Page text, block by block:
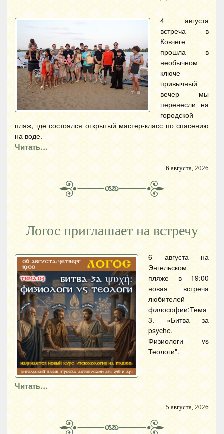
4 августа
встреча в
Ковчеге
прошла в
необычном
ключе —
привычный
вечер мы
перенесли на
городской
пляж, где состоялся открытый мастер-класс по спасению
на воде.
Читать…
6 августа, 2026
Логос приглашает на встречу
6 августа на
Энгельском
пляже в 19:00
новая встреча
любителей
философии:Тема
3. «Битва за
psyche.
Физиологи vs
Теологи".
Читать…
5 августа, 2026